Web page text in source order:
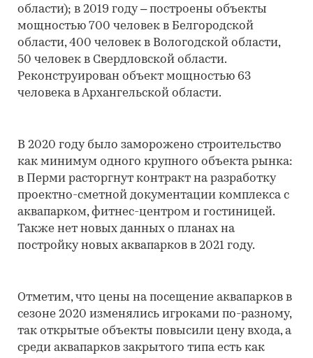
области); в 2019 году – построены объекты
мощностью 700 человек в Белгородской
области, 400 человек в Вологодской области,
50 человек в Свердловской области.
Реконструирован объект мощностью 63
человека в Архангельской области.
В 2020 году было заморожено строительство
как минимум одного крупного объекта рынка:
в Перми расторгнут контракт на разработку
проектно-сметной документации комплекса с
аквапарком, фитнес-центром и гостиницей.
Также нет новых данных о планах на
постройку новых аквапарков в 2021 году.
Отметим, что цены на посещение аквапарков в
сезоне 2020 изменялись игроками по-разному,
так открытые объекты повысили цену входа, а
среди аквапарков закрытого типа есть как